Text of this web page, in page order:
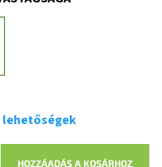
HOZZÁADÁS A KOSÁRHOZ